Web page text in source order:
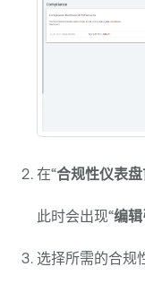
在“合规性仪表
此时会出现“编辑
选择所需的合规